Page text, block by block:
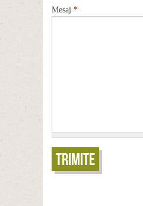
Mesaj *
Trimite